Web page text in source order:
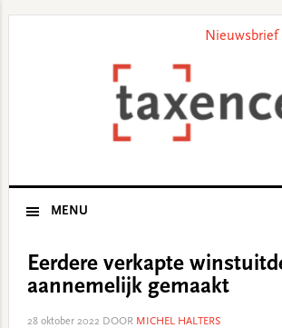
Nieuwsbrief
MENU
Eerdere verkapte
aannemelijk gemaakt
28 oktober 2022DOOR MICHEL HALTERS